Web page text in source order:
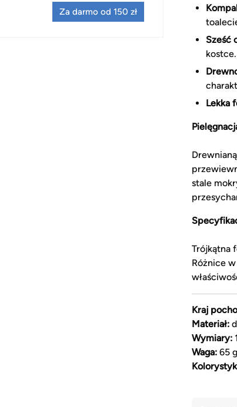
Za darmo od 150 zł
Sześć
kostce.
Lekka
stale
Trójkątna
Różnice
Kraj
Materiał:
Wymiary:
Waga: 65 g